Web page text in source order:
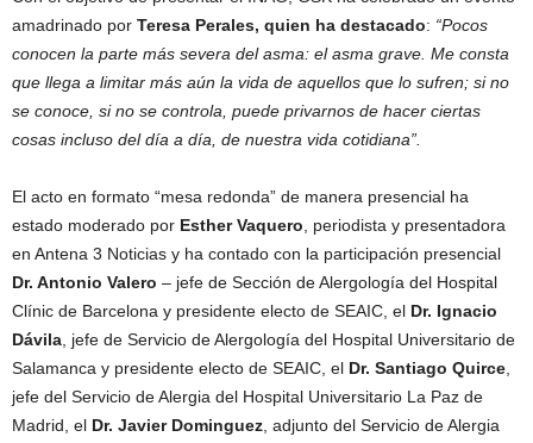
amadrinado por Teresa Perales, quien ha destacado: “Pocos
conocen la parte más severa del asma: el asma grave. Me consta
que llega a limitar más aún la vida de aquellos que lo sufren; si no
se conoce, si no se controla, puede privarnos de hacer ciertas
cosas incluso del día a día, de nuestra vida cotidiana”.
El acto en formato “mesa redonda” de manera presencial ha
estado moderado por Esther Vaquero , periodista y presentadora
en Antena 3 Noticias y ha contado con la participación presencial
Dr. Antonio Valero – jefe de Sección de Alergología del Hospital
Clínic de Barcelona y presidente electo de SEAIC, el Dr. Ignacio
Dávila , jefe de Servicio de Alergología del Hospital Universitario de
Salamanca y presidente electo de SEAIC, el Dr. Santiago Quirce
jefe del Servicio de Alergia del Hospital Universitario La Paz de
Madrid, el Dr. Javier Dominguez , adjunto del Servicio de Alergia